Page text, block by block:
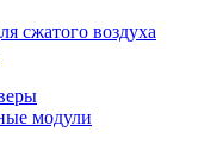
сжатого воздуха
модули